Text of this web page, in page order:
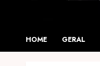
HOME GERAL